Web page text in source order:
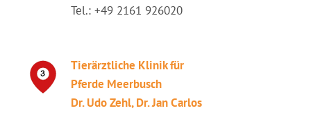
Tel.: +49 2161 926020
Tierärztliche Klinik für
Pferde Meerbusch
Dr. Udo Zehl, Dr. Jan Carlos